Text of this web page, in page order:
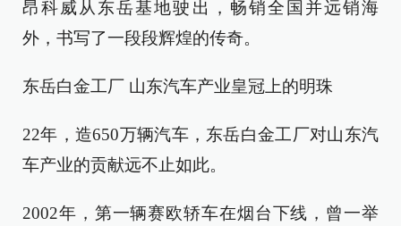
昂科威从东岳基地驶出，畅销全国并远销海
外，书写了一段段辉煌的传奇。
东岳白金工厂 山东汽车产业皇冠上的明珠
22年，造650万辆汽车，东岳白金工厂对山东汽
车产业的贡献远不止如此。
2002年，第一辆赛欧轿车在烟台下线，曾一举